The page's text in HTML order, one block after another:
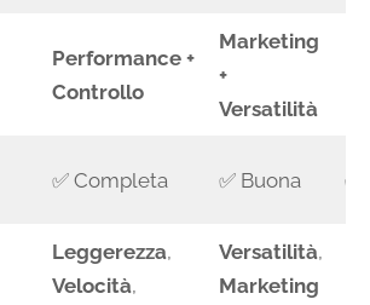
Performance +
Controllo
Marketing
+
Versatilità
✅ Completa ✅ Buona ✅
Leggerezza,
Velocità,
Versatilità,
Marketing